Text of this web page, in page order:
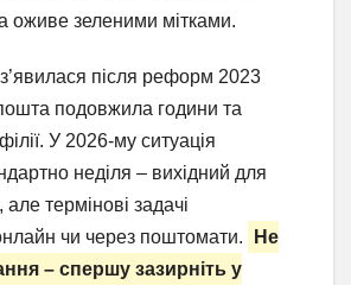
оживе зеленими мітками.
з’явилася після реформ 2023
подовжила години та
У 2026-му ситуація
неділя – вихідний для
але термінові задачі
чи через поштомати.
Не
– спершу зазирніть у